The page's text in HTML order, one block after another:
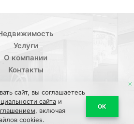
Услуги
О компании
Контакты
/Пользовательское
сайт, вы соглашаетесь
сайта и
включая
cookies.
ОК